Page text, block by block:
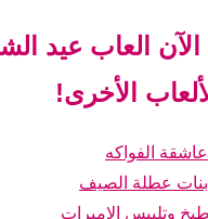
العاب عيد
الأخرى!
الفواكه
عطلة الصيف
وتلبيس الاميرات